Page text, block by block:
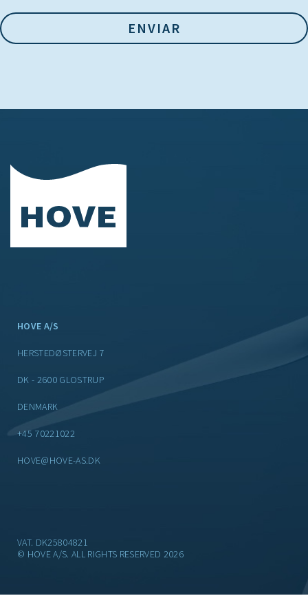
HOVE A/S
HERSTEDØSTERVEJ 7
DK - 2600 GLOSTRUP
DENMARK
+45 70221022
HOVE@HOVE-AS.DK
VAT. DK25804821
© HOVE A/S. ALL RIGHTS RESERVED 2026